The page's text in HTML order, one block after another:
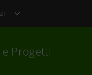
e Progetti